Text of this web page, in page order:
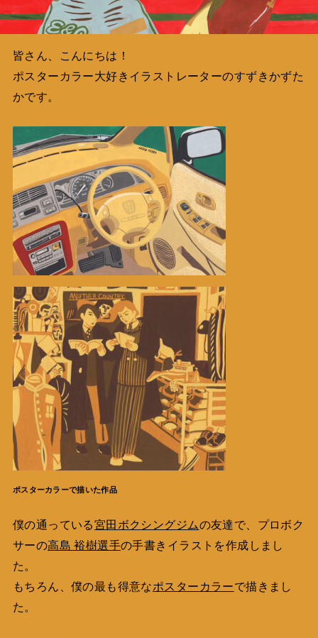
皆さん、こんにちは！
ポスターカラー大好きイラストレーターのすずきかずた
かです。
ポスターカラーで描いた作品
僕の通っている宮田ボクシングジムの友達で、プロボク
サーの高島 裕樹選手の手書きイラストを作成しまし
た。
もちろん、僕の最も得意なポスターカラーで描きまし
た。